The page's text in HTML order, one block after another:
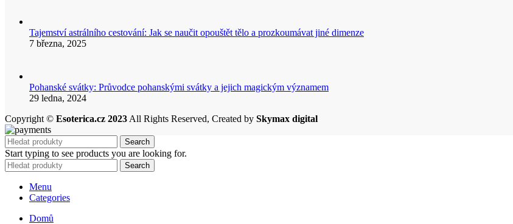
Tajemství astrálního cestování: Jak se naučit opouštět tělo a prozkoumávat jiné dimenze
7 března, 2025
Pohanské svátky: Průvodce pohanskými svátky a jejich magickým významem
29 ledna, 2024
Copyright © Esoterica.cz 2023 All Rights Reserved, Created by Skymax digital
Search
Start typing to see products you are looking for.
Search
Menu
Categories
Domů